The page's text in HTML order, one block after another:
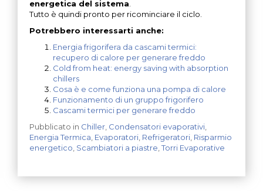
energetica del sistema
Tutto è quindi pronto per ricominciare il ciclo.
Potrebbero interessarti anche:
Energia frigorifera da cascami termici:
recupero di calore per generare freddo
Cold from heat: energy saving with absorption
chillers
Cosa è e come funziona una pompa di calore
Funzionamento di un gruppo frigorifero
Cascami termici per generare freddo
Pubblicato in Chiller Condensatori evaporativi
Energia Termica Evaporatori Refrigeratori Risparmio
energetico Scambiatori a piastre ,Torri Evaporative